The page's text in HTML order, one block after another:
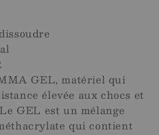
GEL, matériel qui
élevée aux chocs et
GEL est un mélange
qui contient